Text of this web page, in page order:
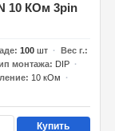
10 КОм 3pin
100шт
Вес г.
монтажа
DIP
10 кОм
Купить